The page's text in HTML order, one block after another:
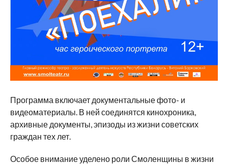
Программа включает документальные фото- и
видеоматериалы. В ней соединятся кинохроника,
архивные документы, эпизоды из жизни советских
граждан тех лет.
Особое внимание уделено роли Смоленщины в жизни